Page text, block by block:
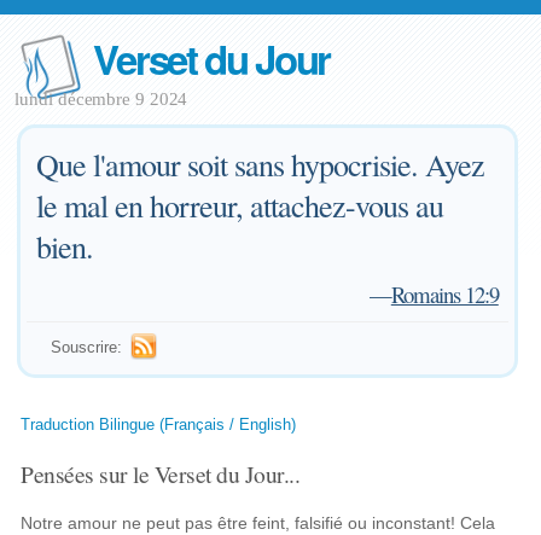
Verset du Jour
lundi décembre 9 2024
Que l'amour soit sans hypocrisie. Ayez
le mal en horreur, attachez-vous au
bien.
—Romains 12:9
Souscrire:
Traduction Bilingue (Français / English)
Pensées sur le Verset du Jour...
Notre amour ne peut pas être feint, falsifié ou inconstant! Cela